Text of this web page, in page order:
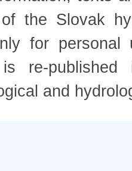
the Slovak
for personal
is re-
and